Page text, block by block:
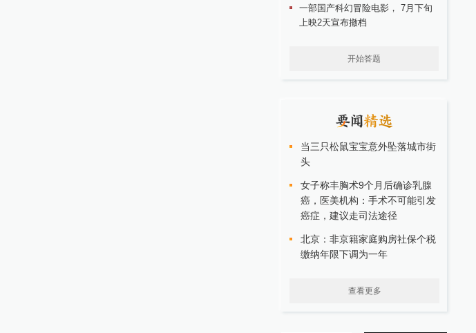
一部国产科幻冒险电影， 7月下旬
上映2天宣布撤档
开始答题
当三只松鼠宝宝意外坠落城市街
头
女子称丰胸术9个月后确诊乳腺
癌，医美机构：手术不可能引发
癌症，建议走司法途径
北京：非京籍家庭购房社保个税
缴纳年限下调为一年
查看更多